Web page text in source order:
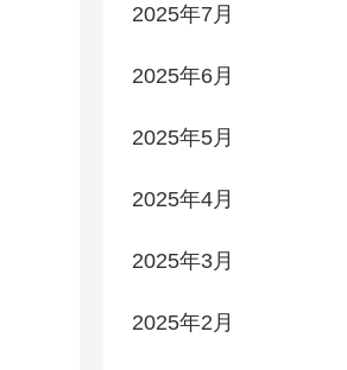
2025年7月
2025年6月
2025年5月
2025年4月
2025年3月
2025年2月